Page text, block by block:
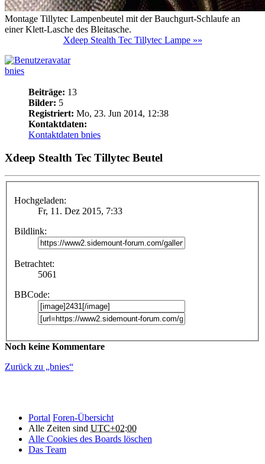
Montage Tillytec Lampenbeutel mit der Bauchgurt-Schlaufe an
einer Klett-Lasche des Bleitasche.
Xdeep Stealth Tec Tillytec Lampe »»
bnies
Beiträge: 13
Bilder: 5
Registriert: Mo, 23. Jun 2014, 12:38
Kontaktdaten:
Kontaktdaten bnies
Xdeep Stealth Tec Tillytec Beutel
Hochgeladen:
Fr, 11. Dez 2015, 7:33
Bildlink:
Betrachtet:
5061
BBCode:
Noch keine Kommentare
Zurück zu „bnies“
Portal Foren-Übersicht
Alle Zeiten sind UTC+02:00
Alle Cookies des Boards löschen
Das Team